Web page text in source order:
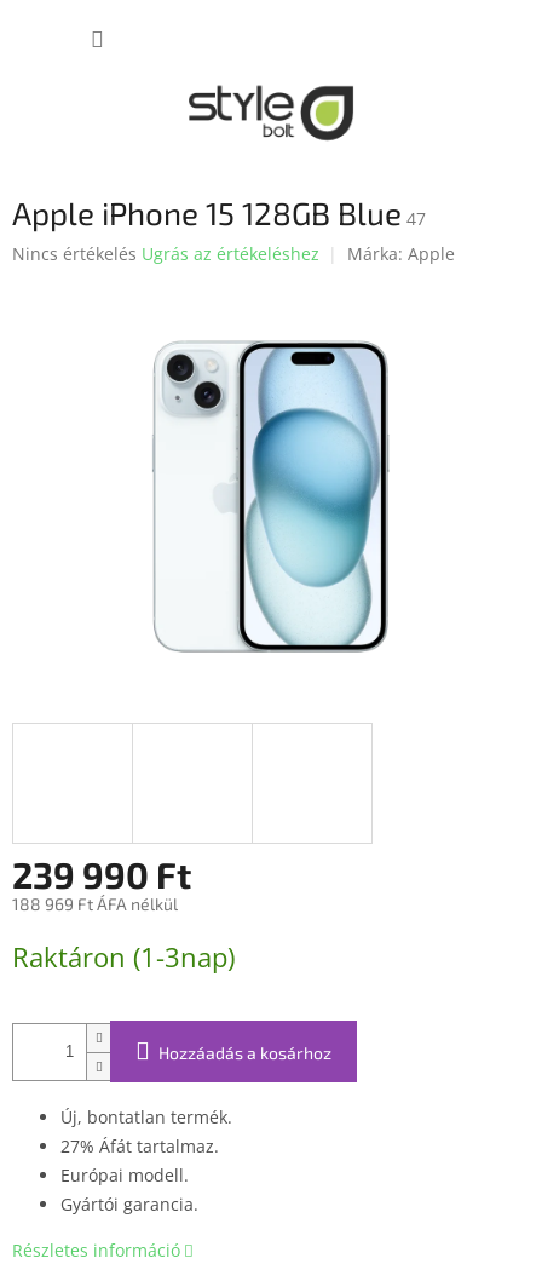
Apple iPhone 15 128GB Blue 47
A
Nincs értékelés Ugrás az értékeléshez Márka: Apple
239 990 Ft
188 969 Ft ÁFA nélkül
Raktáron (1-3nap)
Hozzáadás a kosárhoz
Új, bontatlan termék.
27% Áfát tartalmaz.
Európai modell.
Gyártói garancia.
Részletes információ